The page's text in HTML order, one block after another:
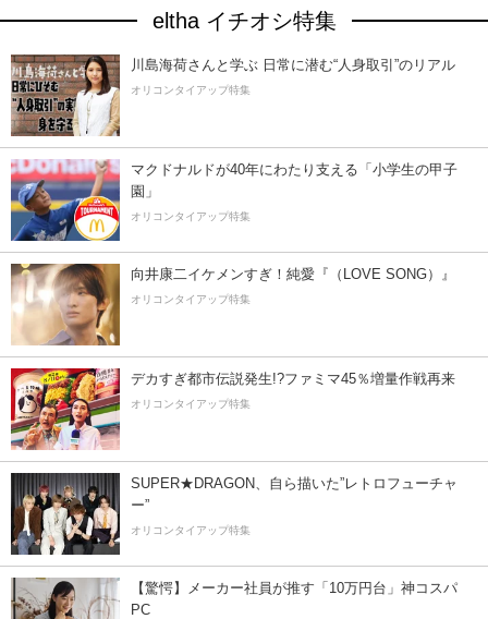
eltha イチオシ特集
川島海荷さんと学ぶ 日常に潜む“人身取引”のリアル
オリコンタイアップ特集
マクドナルドが40年にわたり支える「小学生の甲子
園」
オリコンタイアップ特集
向井康二イケメンすぎ！純愛『（LOVE SONG）』
オリコンタイアップ特集
デカすぎ都市伝説発生!?ファミマ45％増量作戦再来
オリコンタイアップ特集
SUPER★DRAGON、自ら描いた”レトロフューチャ
ー”
オリコンタイアップ特集
【驚愕】メーカー社員が推す「10万円台」神コスパ
PC